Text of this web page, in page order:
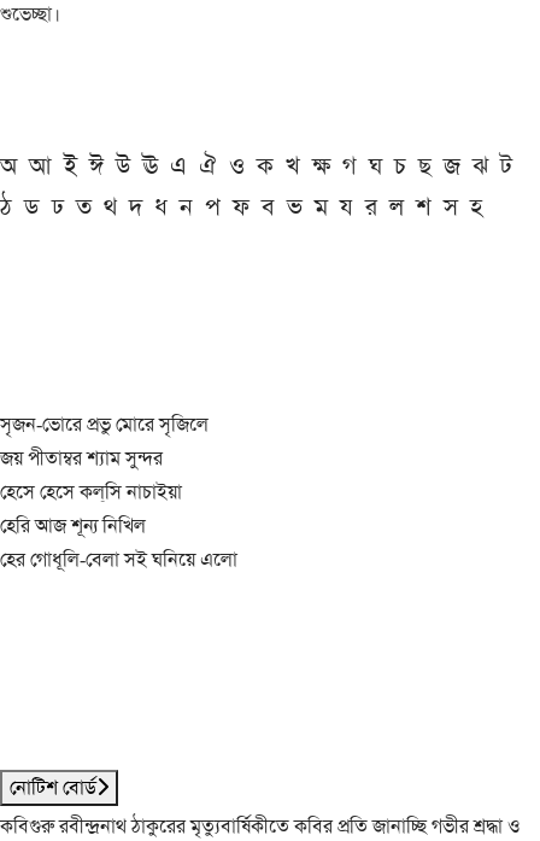
শুভেচ্ছা।
অ আ ই ঈ উ ঊ এ ঐ ও ক খ ক্ষ গ ঘ চ ছ জ ঝ ট
ঠ ড ঢ ত থ দ ধ ন প ফ ব ভ ম য র ল শ স হ
সৃজন-ভোরে প্রভু মোরে সৃজিলে
জয় পীতাম্বর শ্যাম সুন্দর
হেসে হেসে কল্‌সি নাচাইয়া
হেরি আজ শূন্য নিখিল
হের গোধূলি-বেলা সই ঘনিয়ে এলো
নোটিশ বোর্ড
কবিগুরু রবীন্দ্রনাথ ঠাকুরের মৃত্যুবার্ষিকীতে কবির প্রতি জানাচ্ছি গভীর শ্রদ্ধা ও